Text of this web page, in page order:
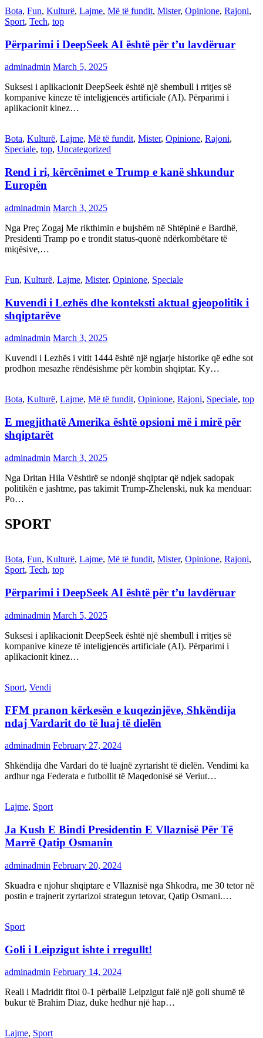
Bota, Fun, Kulturë, Lajme, Më të fundit, Mister, Opinione, Rajoni,
Sport, Tech, top
Përparimi i DeepSeek AI është për t’u lavdëruar
adminadmin March 5, 2025
Suksesi i aplikacionit DeepSeek është një shembull i rritjes së
kompanive kineze të inteligjencës artificiale (AI). Përparimi i
aplikacionit kinez…
Bota, Kulturë, Lajme, Më të fundit, Mister, Opinione, Rajoni,
Speciale, top, Uncategorized
Rend i ri, kërcënimet e Trump e kanë shkundur
Europën
adminadmin March 3, 2025
Nga Preç Zogaj Me rikthimin e bujshëm në Shtëpinë e Bardhë,
Presidenti Tramp po e trondit status-quonë ndërkombëtare të
miqësive,…
Fun, Kulturë, Lajme, Mister, Opinione, Speciale
Kuvendi i Lezhës dhe konteksti aktual gjeopolitik i
shqiptarëve
adminadmin March 3, 2025
Kuvendi i Lezhës i vitit 1444 është një ngjarje historike që edhe sot
prodhon mesazhe rëndësishme për kombin shqiptar. Ky…
Bota, Kulturë, Lajme, Më të fundit, Opinione, Rajoni, Speciale, top
E megjithatë Amerika është opsioni më i mirë për
shqiptarët
adminadmin March 3, 2025
Nga Dritan Hila Vështirë se ndonjë shqiptar që ndjek sadopak
politikën e jashtme, pas takimit Trump-Zhelenski, nuk ka menduar:
Po…
SPORT
Bota, Fun, Kulturë, Lajme, Më të fundit, Mister, Opinione, Rajoni,
Sport, Tech, top
Përparimi i DeepSeek AI është për t’u lavdëruar
adminadmin March 5, 2025
Suksesi i aplikacionit DeepSeek është një shembull i rritjes së
kompanive kineze të inteligjencës artificiale (AI). Përparimi i
aplikacionit kinez…
Sport, Vendi
FFM pranon kërkesën e kuqezinjëve, Shkëndija
ndaj Vardarit do të luaj të dielën
adminadmin February 27, 2024
Shkëndija dhe Vardari do të luajnë zyrtarisht të dielën. Vendimi ka
ardhur nga Federata e futbollit të Maqedonisë së Veriut…
Lajme, Sport
Ja Kush E Bindi Presidentin E Vllaznisë Për Të
Marrë Qatip Osmanin
adminadmin February 20, 2024
Skuadra e njohur shqiptare e Vllaznisë nga Shkodra, me 30 tetor në
postin e trajnerit zyrtarizoi strategun tetovar, Qatip Osmani.…
Sport
Goli i Leipzigut ishte i rregullt!
adminadmin February 14, 2024
Reali i Madridit fitoi 0-1 përballë Leipzigut falë një goli shumë të
bukur të Brahim Diaz, duke hedhur një hap…
Lajme, Sport